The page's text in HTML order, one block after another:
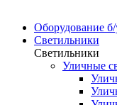
Оборудование
Светильники
Светильники
Уличные